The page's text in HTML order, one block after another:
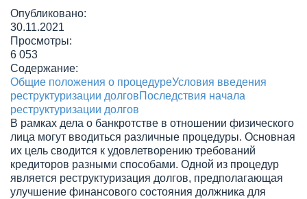
Опубликовано:
30.11.2021
Просмотры:
6 053
Содержание:
Общие положения о процедуреУсловия введения
реструктуризации долговПоследствия начала
реструктуризации долгов
В рамках дела о банкротстве в отношении физического
лица могут вводиться различные процедуры. Основная
их цель сводится к удовлетворению требований
кредиторов разными способами. Одной из процедур
является реструктуризация долгов, предполагающая
улучшение финансового состояния должника для